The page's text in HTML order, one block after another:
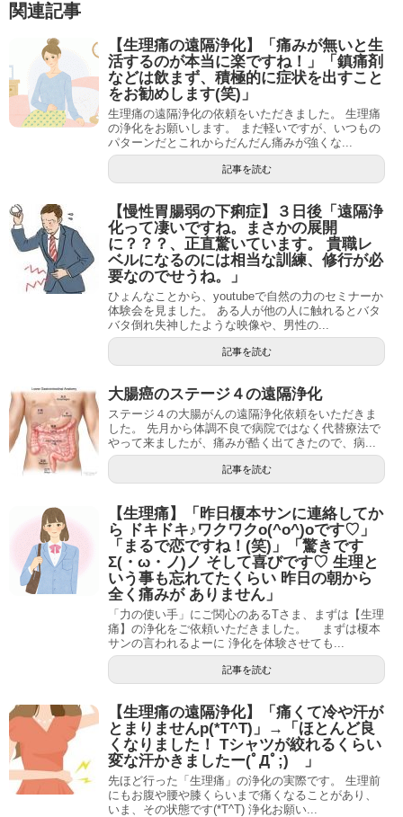
関連記事
【生理痛の遠隔浄化】「痛みが無いと生
活するのが本当に楽ですね！」「鎮痛剤
などは飲まず、積極的に症状を出すこと
をお勧めします(笑)」
生理痛の遠隔浄化の依頼をいただきました。 生理痛
の浄化をお願いします。 まだ軽いですが、いつもの
パターンだとこれからだんだん痛みが強くな...
記事を読む
【慢性胃腸弱の下痢症】３日後「遠隔浄
化って凄いですね。まさかの展開
に？？？、正直驚いています。 貴職レ
ベルになるのには相当な訓練、修行が必
要なのでせうね。」
ひょんなことから、youtubeで自然の力のセミナーか
体験会を見ました。 ある人が他の人に触れるとバタ
バタ倒れ失神したような映像や、男性の...
記事を読む
大腸癌のステージ４の遠隔浄化
ステージ４の大腸がんの遠隔浄化依頼をいただきま
した。 先月から体調不良で病院ではなく代替療法で
やって来ましたが、痛みが酷く出てきたので、病...
記事を読む
【生理痛】「昨日榎本サンに連絡してか
ら ドキドキ♪ワクワクo(^o^)oです♡」
「まるで恋ですね！(笑)」「驚きです
Σ(・ω・ノ)ノ そして喜びです♡ 生理と
いう事も忘れてたくらい 昨日の朝から
全く痛みが ありません」
「力の使い手」にご関心のあるTさま、まずは【生理
痛】の浄化をご依頼いただきました。 まずは榎本
サンの言われるよーに 浄化を体験させても...
記事を読む
【生理痛の遠隔浄化】「痛くて冷や汗が
とまりませんp(*T^T)」→「ほとんど良
くなりました！ Tシャツが絞れるくらい
変な汗かきましたー(ﾟДﾟ;) 」
先ほど行った「生理痛」の浄化の実際です。 生理前
にもお腹や腰や膝くらいまで痛くなることがあり、
いま、その状態です(*T^T) 浄化お願い...